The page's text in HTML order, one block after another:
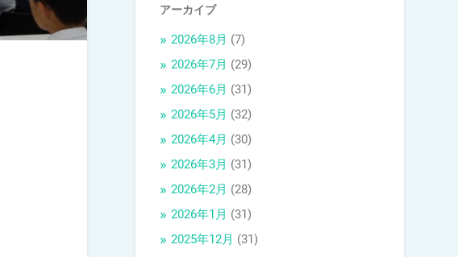
アーカイブ
2026年8月 (7)
2026年7月 (29)
2026年6月 (31)
2026年5月 (32)
2026年4月 (30)
2026年3月 (31)
2026年2月 (28)
2026年1月 (31)
2025年12月 (31)